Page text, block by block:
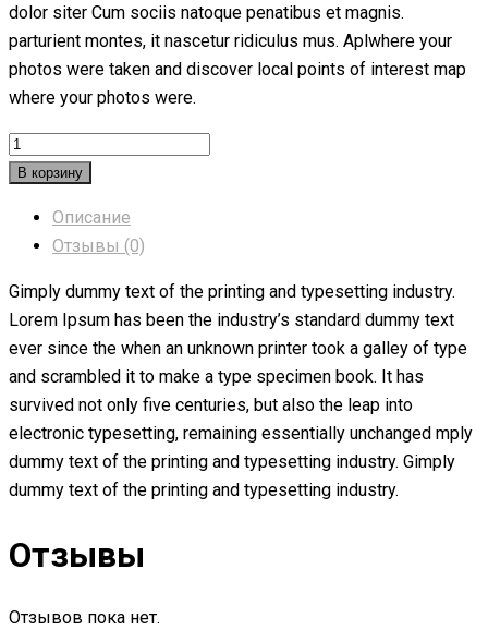
dolor siter Cum sociis natoque penatibus et magnis.
parturient montes, it nascetur ridiculus mus. Aplwhere your
photos were taken and discover local points of interest map
where your photos were.
Количество
товара
Keyboard
В корзину
Описание
Отзывы (0)
Gimply dummy text of the printing and typesetting industry.
Lorem Ipsum has been the industry’s standard dummy text
ever since the when an unknown printer took a galley of type
and scrambled it to make a type specimen book. It has
survived not only five centuries, but also the leap into
electronic typesetting, remaining essentially unchanged mply
dummy text of the printing and typesetting industry. Gimply
dummy text of the printing and typesetting industry.
Отзывы
Отзывов пока нет.